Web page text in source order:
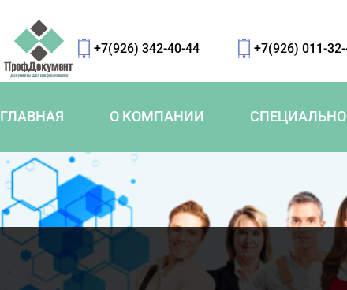
+7(926) 342-40-44 +7(926) 011-
ГЛАВНАЯ О КОМПАНИИ